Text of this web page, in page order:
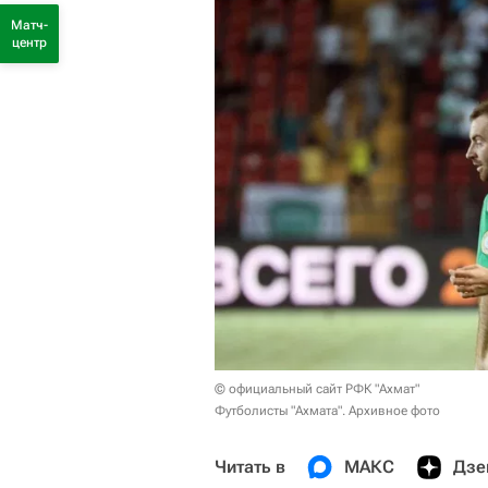
© официальный сайт РФК "Ахмат"
Футболисты "Ахмата". Архивное фото
Читать в МАКС
Матч-
центр